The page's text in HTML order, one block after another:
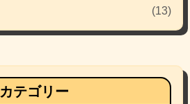
(13)
カテゴリー